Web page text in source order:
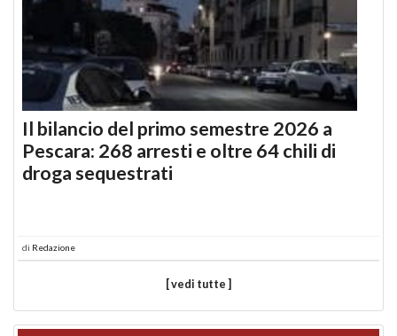
Il bilancio del primo semestre 2026 a
Pescara: 268 arresti e oltre 64 chili di
droga sequestrati
di Redazione
[ vedi tutte ]